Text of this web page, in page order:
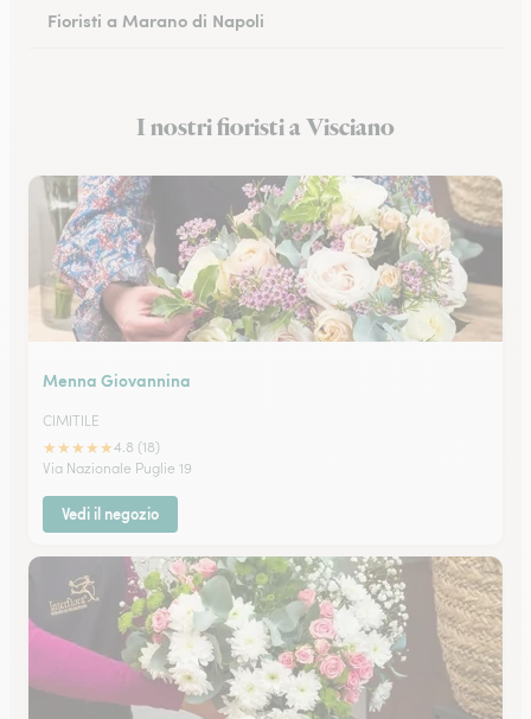
Fioristi a Marano di Napoli
Fioristi a Castellammare di Stabia
I nostri fioristi a Visciano
Menna Giovannina
CIMITILE
★★★★★4.8 (18)
Via Nazionale Puglie 19
Vedi il negozio